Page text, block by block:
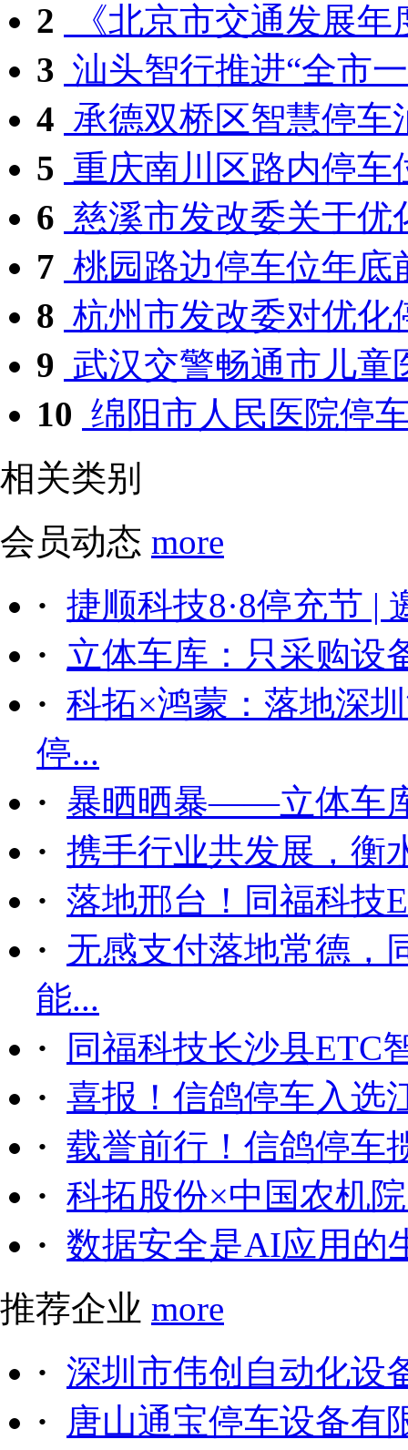
2
《北京市交通发展年
3 汕头智行推进“全市
4 承德双桥区智慧停车
5 重庆南川区路内停车
6 慈溪市发改委关于优
7 桃园路边停车位年底
8 杭州市发改委对优化
9 武汉交警畅通市儿童
10 绵阳市人民医院停
相关类别
会员动态 more
· 捷顺科技8·8停充节 |
· 立体车库：只采购设
· 科拓×鸿蒙：落地深
停...
· 暴晒晒暴——立体车
· 携手行业共发展，衡
· 落地邢台！同福科技
· 无感支付落地常德，
能...
·
同福科技长沙县ETC
· 喜报！信鸽停车入选
· 载誉前行！信鸽停车
· 科拓股份×中国农机
· 数据安全是AI应用的
推荐企业 more
· 深圳市伟创自动化设
·
唐山通宝停车设备有